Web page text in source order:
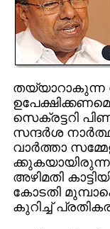
തയ്യാറാകുന്ന
സെക്രട്ടറി
സന്ദര്‍ശ
വാര്‍ത്താ
അഴിമതി
കോടതി
കുറിച്ച്